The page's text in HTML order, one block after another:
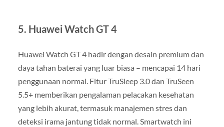
5. Huawei Watch GT 4
Huawei Watch GT 4 hadir dengan desain premium dan
daya tahan baterai yang luar biasa – mencapai 14 hari
penggunaan normal. Fitur TruSleep 3.0 dan TruSeen
5.5+ memberikan pengalaman pelacakan kesehatan
yang lebih akurat, termasuk manajemen stres dan
deteksi irama jantung tidak normal. Smartwatch ini